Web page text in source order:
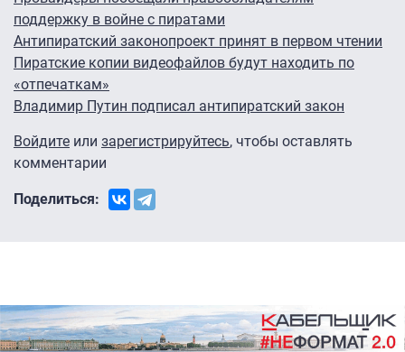
поддержку в войне с пиратами
Антипиратский законопроект принят в первом чтении
Пиратские копии видеофайлов будут находить по
«отпечаткам»
Владимир Путин подписал антипиратский закон
Войдите или зарегистрируйтесь, чтобы оставлять
комментарии
Поделиться: